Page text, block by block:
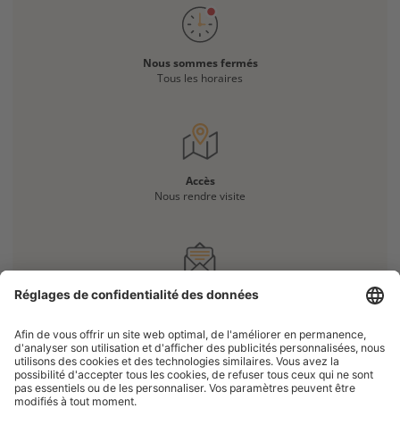
Nous sommes fermés
Tous les horaires
Accès
Nous rendre visite
Vous avez une question ?